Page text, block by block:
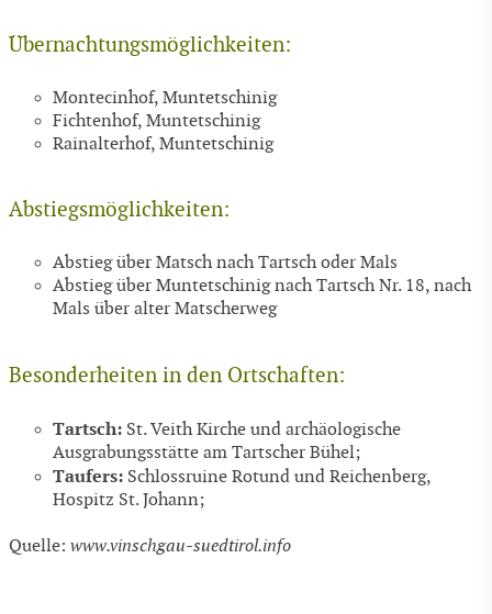
Übernachtungsmöglichkeiten:
Montecinhof, Muntetschinig
Fichtenhof, Muntetschinig
Rainalterhof, Muntetschinig
Abstiegsmöglichkeiten:
Abstieg über Matsch nach Tartsch oder Mals
Abstieg über Muntetschinig nach Tartsch Nr. 18, nach
Mals über alter Matscherweg
Besonderheiten in den Ortschaften:
Tartsch: St. Veith Kirche und archäologische
Ausgrabungsstätte am Tartscher Bühel;
Taufers: Schlossruine Rotund und Reichenberg,
Hospitz St. Johann;
Quelle: www.vinschgau-suedtirol.info